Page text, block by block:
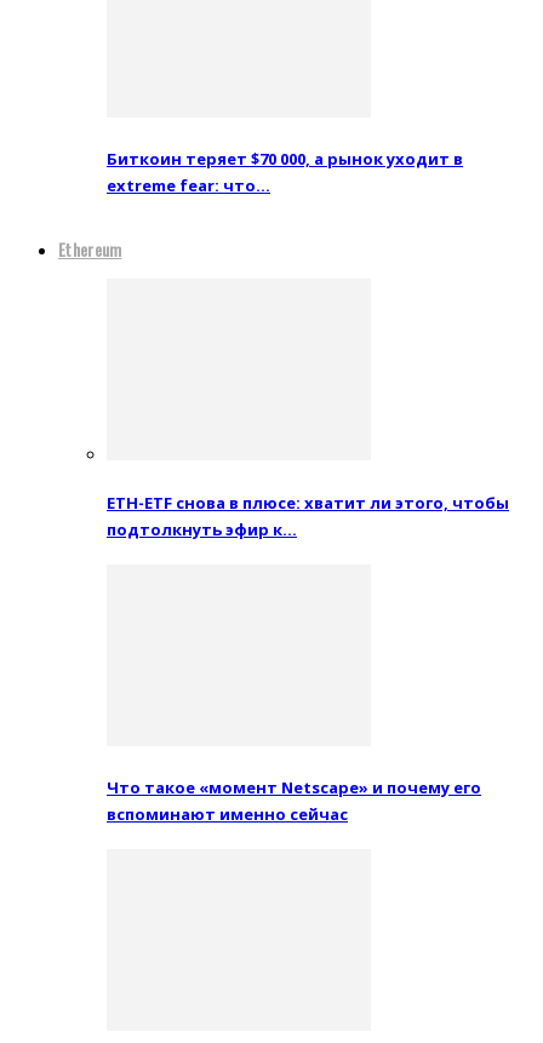
Биткоин теряет $70 000, а рынок уходит в
extreme fear: что…
Ethereum
ETH-ETF снова в плюсе: хватит ли этого, чтобы
подтолкнуть эфир к…
Что такое «момент Netscape» и почему его
вспоминают именно сейчас